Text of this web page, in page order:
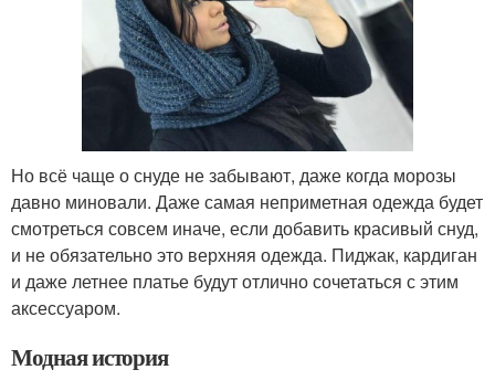
Но всё чаще о снуде не забывают, даже когда морозы
давно миновали. Даже самая неприметная одежда будет
смотреться совсем иначе, если добавить красивый снуд,
и не обязательно это верхняя одежда. Пиджак, кардиган
и даже летнее платье будут отлично сочетаться с этим
аксессуаром.
Модная история